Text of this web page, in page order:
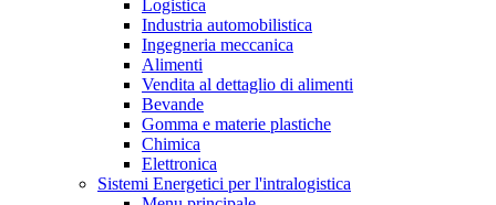
Logistica
Industria automobilistica
Ingegneria meccanica
Alimenti
Vendita al dettaglio di alimenti
Bevande
Gomma e materie plastiche
Chimica
Elettronica
Sistemi Energetici per l'intralogistica